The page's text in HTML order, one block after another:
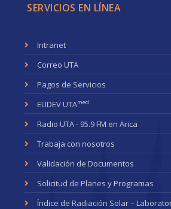
SERVICIOS EN LÍNEA
Intranet
Correo UTA
Pagos de Servicios
EUDEV UTAmed
Radio UTA - 95.9 FM en Arica
Trabaja con nosotros
Validación de Documentos
Solicitud de Planes y Programas
Índice de Radiación Solar –